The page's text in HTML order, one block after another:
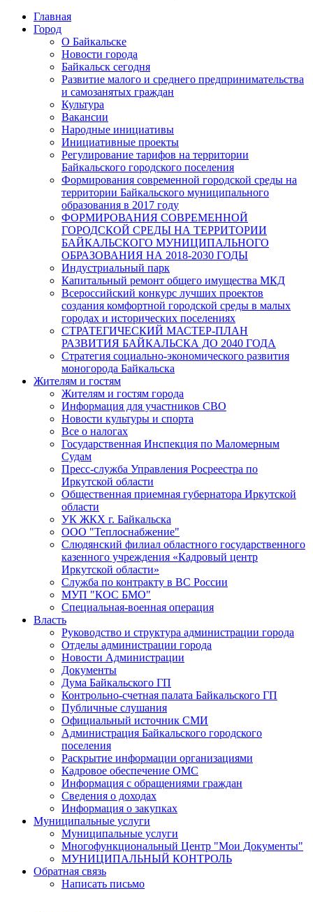
Главная
Город
О Байкальске
Новости города
Байкальск сегодня
Развитие малого и среднего предпринимательства
и самозанятых граждан
Культура
Вакансии
Народные инициативы
Инициативные проекты
Регулирование тарифов на территории
Байкальского городского поселения
Формирования современной городской среды на
территории Байкальского муниципального
образования в 2017 году
ФОРМИРОВАНИЯ СОВРЕМЕННОЙ
ГОРОДСКОЙ СРЕДЫ НА ТЕРРИТОРИИ
БАЙКАЛЬСКОГО МУНИЦИПАЛЬНОГО
ОБРАЗОВАНИЯ НА 2018-2030 ГОДЫ
Индустриальный парк
Капитальный ремонт общего имущества МКД
Всероссийский конкурс лучших проектов
создания комфортной городской среды в малых
городах и исторических поселениях
СТРАТЕГИЧЕСКИЙ МАСТЕР-ПЛАН
РАЗВИТИЯ БАЙКАЛЬСКА ДО 2040 ГОДА
Стратегия социально-экономического развития
моногорода Байкальска
Жителям и гостям
Жителям и гостям города
Информация для участников СВО
Новости культуры и спорта
Все о налогах
Государственная Инспекция по Маломерным
Судам
Пресс-служба Управления Росреестра по
Иркутской области
Общественная приемная губернатора Иркутской
области
УК ЖКХ г. Байкальска
ООО "Теплоснабжение"
Слюдянский филиал областного государственного
казенного учреждения «Кадровый центр
Иркутской области»
Служба по контракту в ВС России
МУП "КОС БМО"
Специальная-военная операция
Власть
Руководство и структура администрации города
Отделы администрации города
Новости Администрации
Документы
Дума Байкальского ГП
Контрольно-счетная палата Байкальского ГП
Публичные слушания
Официальный источник СМИ
Администрация Байкальского городского
поселения
Раскрытие информации организациями
Кадровое обеспечение ОМС
Информация с обращениями граждан
Сведения о доходах
Информация о закупках
Муниципальные услуги
Муниципальные услуги
Многофункциональный Центр "Мои Документы"
МУНИЦИПАЛЬНЫЙ КОНТРОЛЬ
Обратная связь
Написать письмо